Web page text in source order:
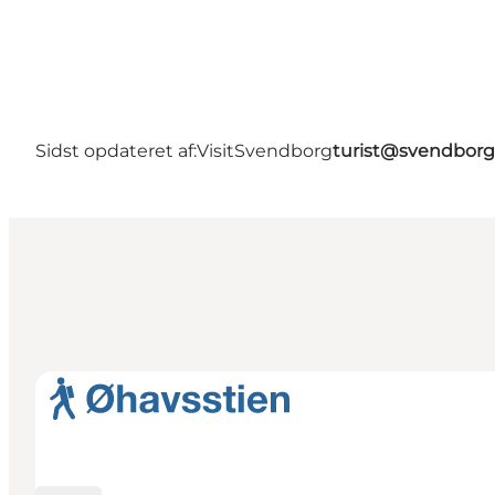
Sidst opdateret af:VisitSvendborg